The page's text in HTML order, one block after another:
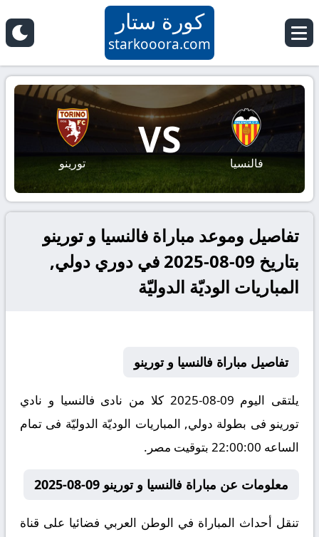
كورة ستار
starkooora.com
فالنسيا
VS
تورينو
تفاصيل وموعد مباراة فالنسيا و تورينو
بتاريخ 09-08-2025 في دوري دولي,
المباريات الوديّة الدوليّة
تفاصيل مباراة فالنسيا و تورينو
يلتقى اليوم 09-08-2025 كلا من نادى فالنسيا و نادي
تورينو فى بطولة دولي, المباريات الوديّة الدوليّة فى تمام
الساعه 22:00:00 بتوقيت مصر.
معلومات عن مباراة فالنسيا و تورينو 09-08-2025
تنقل أحداث المباراة في الوطن العربي فضائيا على قناة